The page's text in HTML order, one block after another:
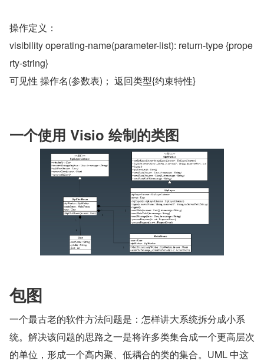
操作定义：
visibility operating-name(parameter-list): return-type {prope
rty-string}
可见性 操作名(参数表)； 返回类型{约束特性}
一个使用 Visio 绘制的类图
包图
一个最古老的软件方法问题是：怎样讲大系统拆分成小系
统。解决该问题的思路之一是将许多类集合成一个更高层次
的单位，形成一个高内聚、低耦合的类的集合。UML 中这